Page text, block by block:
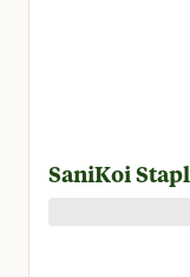
SaniKoi